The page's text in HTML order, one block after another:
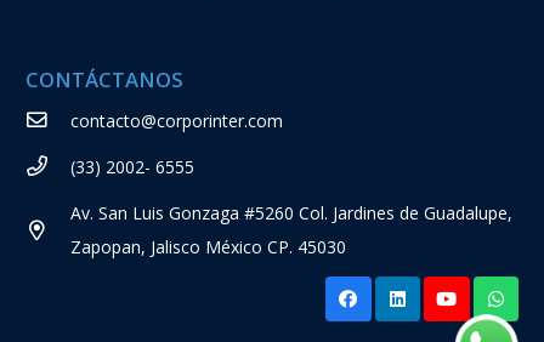
CONTÁCTANOS
contacto@corporinter.com
(33) 2002- 6555
Av. San Luis Gonzaga #5260 Col. Jardines de Guadalupe,
Zapopan, Jalisco México CP. 45030